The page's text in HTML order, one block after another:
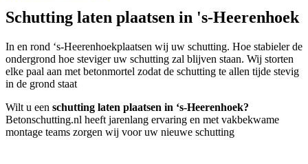
Schutting laten plaatsen in 's-Heerenhoek
In en rond ‘s-Heerenhoekplaatsen wij uw schutting. Hoe stabieler de
ondergrond hoe steviger uw schutting zal blijven staan. Wij storten
elke paal aan met betonmortel zodat de schutting te allen tijde stevig
in de grond staat
Wilt u een schutting laten plaatsen in ‘s-Heerenhoek?
Betonschutting.nl heeft jarenlang ervaring en met vakbekwame
montage teams zorgen wij voor uw nieuwe schutting